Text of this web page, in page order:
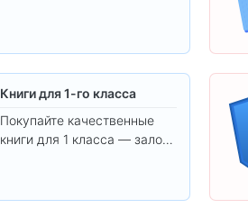
Книги для 1-го класса
Покупайте качественные
книги для 1 класса — залог